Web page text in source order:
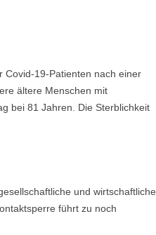
Covid-19-Patienten nach einer
ältere Menschen mit
bei 81 Jahren. Die Sterblichkeit
und wirtschaftliche
führt zu noch